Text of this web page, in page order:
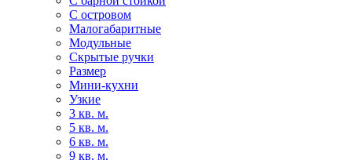
С островом
Малогабаритные
Модульные
Скрытые ручки
Размер
Мини-кухни
Узкие
3 кв. м.
5 кв. м.
6 кв. м.
9 кв. м.